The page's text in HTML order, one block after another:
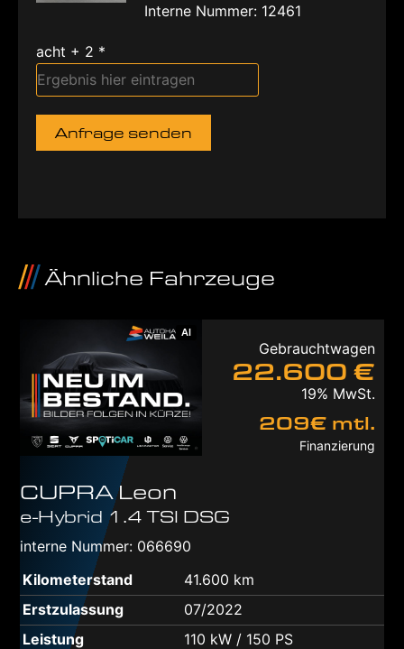
Interne Nummer: 12461
acht + 2 *
Anfrage senden
Ähnliche Fahrzeuge
AI
Gebrauchtwagen
22.600 €
19% MwSt.
209€ mtl.
Finanzierung
CUPRA Leon
e-Hybrid 1.4 TSI DSG
interne Nummer: 066690
Kilometerstand
41.600 km
Erstzulassung
07/2022
Leistung
110 kW / 150 PS